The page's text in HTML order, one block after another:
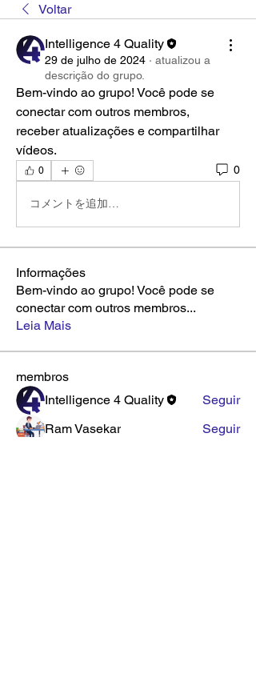
Voltar
Intelligence 4 Quality
29 de julho de 2024 · atualizou a
descrição do grupo.
Bem-vindo ao grupo! Você pode se
conectar com outros membros,
receber atualizações e compartilhar
vídeos.
0 0
コメントを追加…
Informações
Bem-vindo ao grupo! Você pode se
conectar com outros membros...
Leia Mais
membros
Intelligence 4 Quality
Seguir
Ram Vasekar
Seguir